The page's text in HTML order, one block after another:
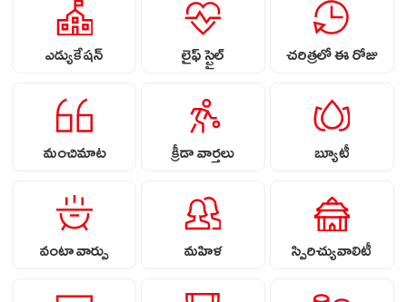
ఎడ్యుకేషన్ లైఫ్ స్టైల్ చరిత్రలో ఈ రోజు
మంచిమాట క్రీడా వార్తలు బ్యూటీ
వంటా వార్పు మహిళ స్పిరిచ్యువాలిటీ